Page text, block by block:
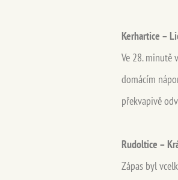
Kerhartice –
Ve 28. minutě
domácím
překvapivě
Rudoltice –
Zápas byl